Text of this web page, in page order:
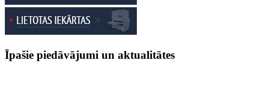
Īpašie piedāvājumi un aktualitātes